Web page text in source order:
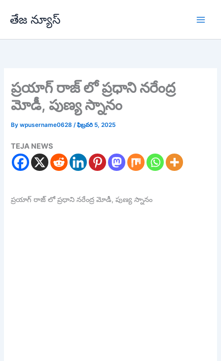
తేజ న్యూస్
ప్రయాగ్ రాజ్ లో ప్రధాని నరేంద్ర
మోడీ, పుణ్య స్నానం
Bywpusername0628/ఫిబ్రవరి 5, 2025
TEJA NEWS
ప్రయాగ్ రాజ్ లో ప్రధాని నరేంద్ర మోడీ, పుణ్య స్నానం